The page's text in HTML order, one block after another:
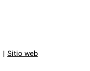
Sitio web